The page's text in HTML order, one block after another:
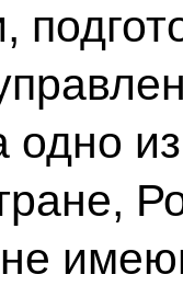
одно